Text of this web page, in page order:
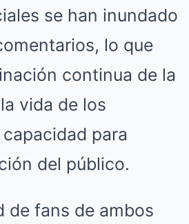
se han inundado
lo que
continua de la
vida de los
para
del público.
de fans de ambos